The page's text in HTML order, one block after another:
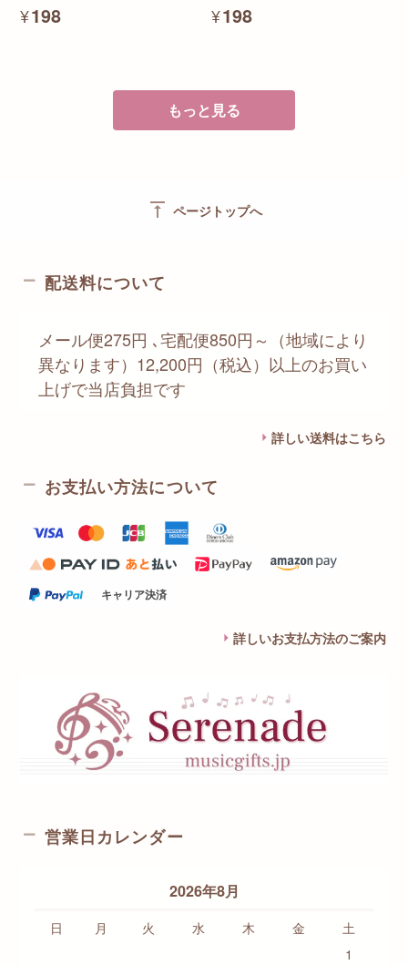
¥198 ¥198
もっと見る
vertical_align_top ページトップへ
配送料について
メール便275円 ､宅配便850円～（地域により
異なります）12,200円（税込）以上のお買い
上げで当店負担です
詳しい送料はこちら
お支払い方法について
キャリア決済
詳しいお支払方法のご案内
営業日カレンダー
2026年8月
日 月 火 水 木 金
土
1